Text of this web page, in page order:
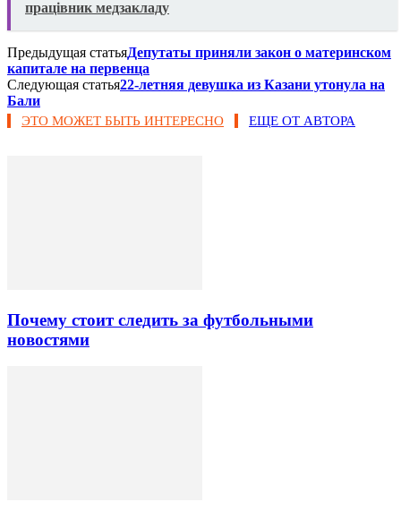
працівник медзакладу
Предыдущая статьяДепутаты приняли закон о материнском
капитале на первенца
Следующая статья22-летняя девушка из Казани утонула на
Бали​
ЭТО МОЖЕТ БЫТЬ ИНТЕРЕСНО ЕЩЕ ОТ АВТОРА
Почему стоит следить за футбольными
новостями